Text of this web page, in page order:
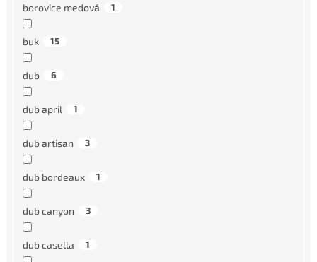
borovice medová 1
buk 15
dub 6
dub april 1
dub artisan 3
dub bordeaux 1
dub canyon 3
dub casella 1